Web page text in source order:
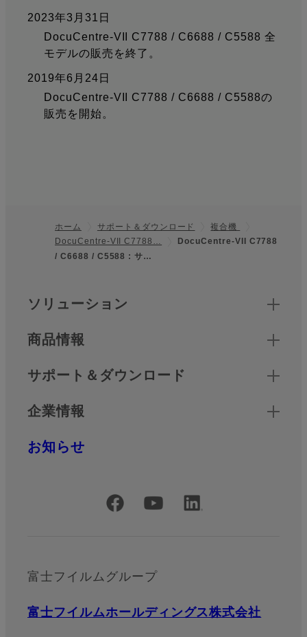
2023年3月31日
DocuCentre-VII C7788 / C6688 / C5588 全
モデルの販売を終了。
2019年6月24日
DocuCentre-VII C7788 / C6688 / C5588の
販売を開始。
フッター
ホーム サポート＆ダウンロード
複合機
DocuCentre-VII C7788…
DocuCentre-VII C7788
/ C6688 / C5588 : サ…
クイックリンク
ソリューション
商品情報
サポート＆ダウンロード
企業情報
お知らせ
公式SNSアカウント
富士フイルムグループ
富士フイルムホールディングス株式会社